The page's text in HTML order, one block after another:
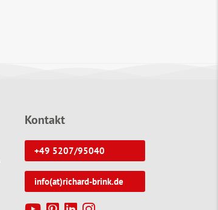
Kontakt
+49 5207/95040
info(at)richard-brink.de